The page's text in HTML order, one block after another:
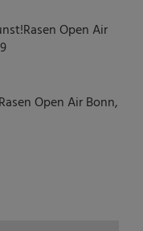
Open Air
Open Air Bonn,